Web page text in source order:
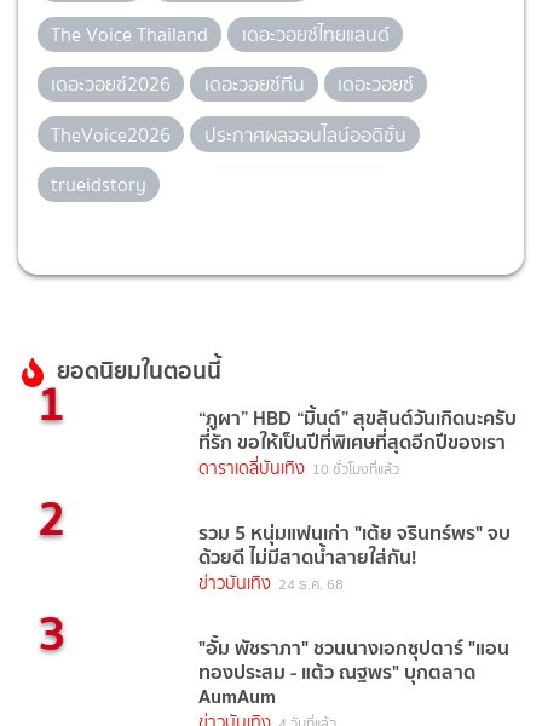
The Voice Thailand
เดอะวอยซ์ไทยแลนด์
เดอะวอยซ์2026
เดอะวอยซ์ทีน
เดอะวอยซ์
TheVoice2026
ประกาศผลออนไลน์ออดิชั่น
trueidstory
ยอดนิยมในตอนนี้
1 “ภูผา” HBD “มิ้นต์” สุขสันต์วันเกิดนะครับ
ที่รัก ขอให้เป็นปีที่พิเศษที่สุดอีกปีของเรา
ดาราเดลี่บันเทิง 10 ชั่วโมงที่แล้ว
2 รวม 5 หนุ่มแฟนเก่า "เต้ย จรินทร์พร" จบ
ด้วยดี ไม่มีสาดน้ำลายใส่กัน!
ข่าวบันเทิง 24 ธ.ค. 68
3 "อั้ม พัชราภา" ชวนนางเอกซุปตาร์ "แอน
ทองประสม - แต้ว ณฐพร" บุกตลาด
AumAum